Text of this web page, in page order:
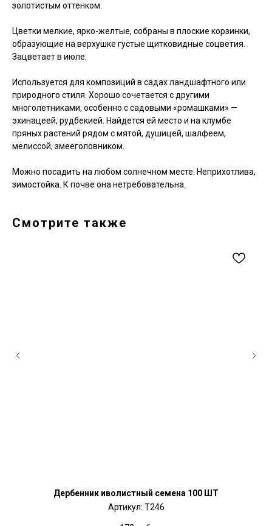
золотистым оттенком.
Цветки мелкие, ярко-желтые, собраны в плоские корзинки,
образующие на верхушке густые щитковидные соцветия.
Зацветает в июле.
Используется для композиций в садах ландшафтного или
природного стиля. Хорошо сочетается с другими
многолетниками, особенно с садовыми «ромашками» —
эхинацеей, рудбекией. Найдется ей место и на клумбе
пряных растений рядом с мятой, душицей, шалфеем,
мелиссой, змееголовником.
Можно посадить на любом солнечном месте. Неприхотлива,
зимостойка. К почве она нетребовательна.
Смотрите также
Дербенник иволистный семена 100 ШТ
Артикул: T246